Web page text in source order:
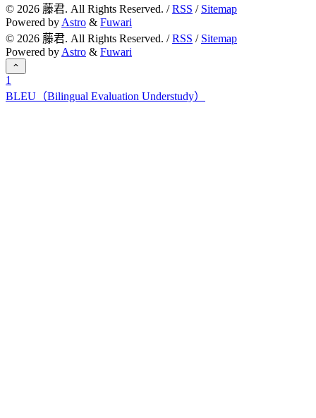
© 2026 藤君. All Rights Reserved. /RSS / Sitemap
Powered by Astro & Fuwari
© 2026 藤君. All Rights Reserved. /RSS / Sitemap
Powered by Astro & Fuwari
1
BLEU（Bilingual Evaluation Understudy）